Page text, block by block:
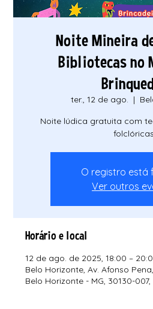
Noite Mineira
Bibliotecas no
ter., 12 de ago.
  |
Noite lúdica gratuita com
O registro está
Ver outros
Horário e local
12 de ago. de 2025, 18:00 –
Belo Horizonte, Av. Afonso
Belo Horizonte - MG, 30130-007,